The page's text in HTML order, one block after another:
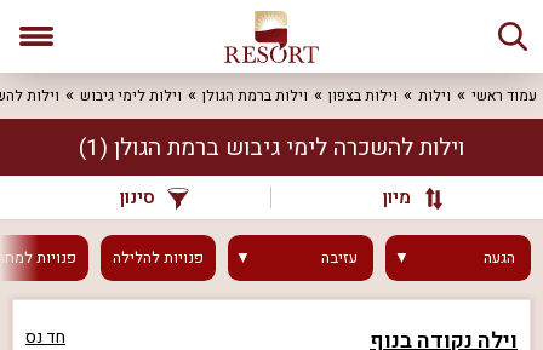
עמוד ראשי וילות וילות בצפון וילות ברמת הגולן וילות לימי גיבוש וילות
וילות להשכרה לימי גיבוש ברמת הגולן (1)
מיון סינון
הגעה עזיבה פנויותלהלילה פנויות
וילה נקודה בנוף חד נס